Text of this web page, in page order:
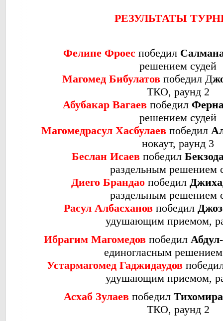
РЕЗУЛЬТАТЫ
Фелипе Фроеспобедил
решением судей
Магомед Бибулатов победил Д
ТКО, раунд 2
Абубакар Вагаев победил
решением судей
Магомедрасул Хасбулаев победил
нокаут, раунд 3
Беслан Исаев победил
раздельным решением
Диего Брандаопобедил
раздельным решением
Расул Албасханов победил
удушающим приемом,
Ибрагим Магомедов победил
единогласным
Устармагомед Гаджидаудов
удушающим приемом,
Асхаб Зулаев победил
ТКО, раунд 2